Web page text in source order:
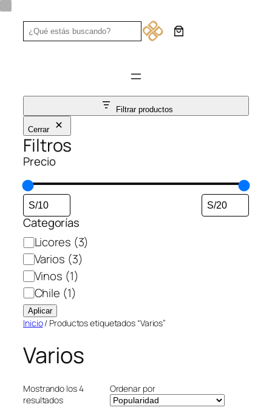
Saltar
contenido
Search
Filtrar productos
Cerrar
Filtros
Precio
Categorías
Categoría
Licores (3)
Varios (3)
Vinos (1)
Chile (1)
Aplicar
Inicio/ Productos etiquetados “Varios”
Varios
Mostrando los 4
resultadosOrdenado
Ordenar por